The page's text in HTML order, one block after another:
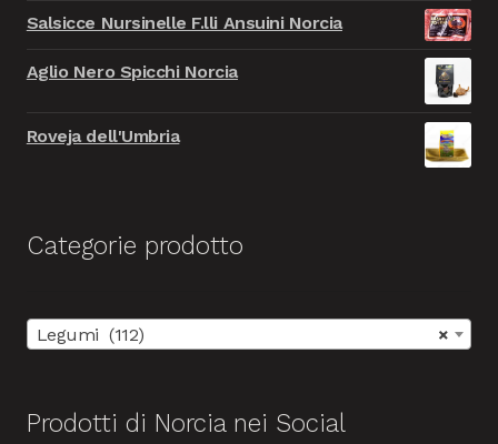
9.999,00€.999,00€.
originale
9.999,00€.
attuale
è:
Salsicce Nursinelle F.lli Ansuini Norcia
Aglio Nero Spicchi Norcia
Roveja dell'Umbria
Categorie prodotto
×
Legumi (112)
Prodotti di Norcia nei Social